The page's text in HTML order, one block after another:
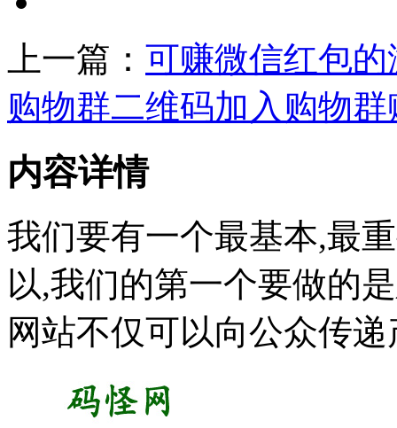
上一篇： 可赚微信红包的
购物群二维码加入购物
内容详情
我们要有一个最基本,最
以,我们的第一个要做的
网站不仅可以向公众传